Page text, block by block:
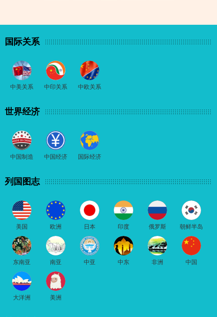
国际关系
中美关系 中印关系 中欧关系
世界经济
中国制造 中国经济 国际经济
列国图志
美国 欧洲 日本 印度 俄罗斯 朝鲜半岛
东南亚 南亚 中亚 中东 非洲 中国
大洋洲 美洲